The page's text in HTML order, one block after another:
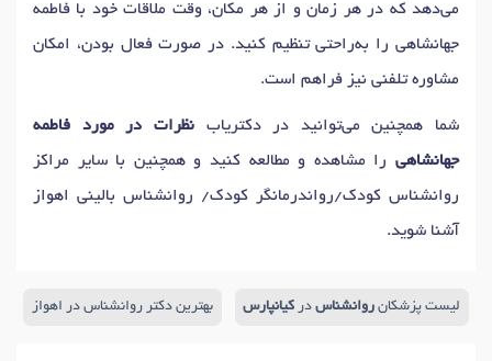
می‌دهد که در هر زمان و از هر مکان، وقت ملاقات خود با فاطمه
جهانشاهی را به‌راحتی تنظیم کنید. در صورت فعال بودن، امکان
مشاوره تلفنی نیز فراهم است.
شما همچنین می‌توانید در دکتریابنظرات در مورد فاطمه
جهانشاهی را مشاهده و مطالعه کنید و همچنین با سایر مراکز
روانشناس کودک/رواندرمانگر کودک/ روانشناس بالینی اهواز
آشنا شوید.
لیست پزشکان روانشناسدر کیانپارس بهترین دکتر روانشناس در اهواز